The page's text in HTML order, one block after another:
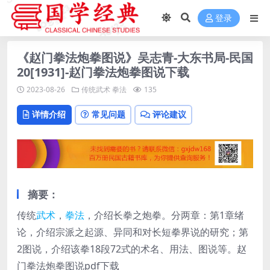
登录
《赵门拳法炮拳图说》吴志青-大东书局-民国
20[1931]-赵门拳法炮拳图说下载
2023-08-26 传统武术拳法 135
详情介绍 常见问题 评论建议
摘要：
传统武术 ， 拳法 ，介绍长拳之炮拳。分两章：第1章绪
论，介绍宗派之起源、异同和对长短拳界说的研究；第
2图说，介绍该拳18段72式的术名、用法、图说等。赵
门拳法炮拳图说pdf下载